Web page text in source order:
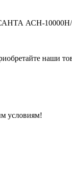
АСН-
наши
условиям!